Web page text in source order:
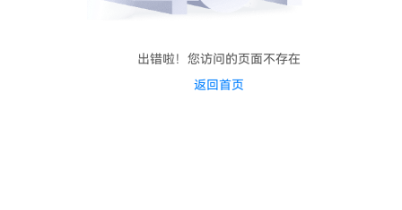
出错啦！您访问的页面不存在
返回首页